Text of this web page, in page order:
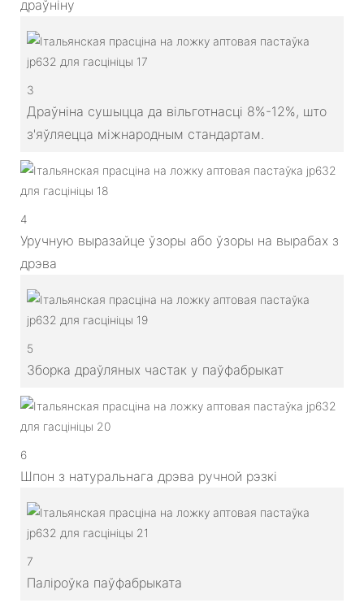
драўніну
3
Драўніна сушыцца да вільготнасці 8%-12%, што
з'яўляецца міжнародным стандартам.
4
Уручную выразайце ўзоры або ўзоры на вырабах з
дрэва
5
Зборка драўляных частак у паўфабрыкат
6
Шпон з натуральнага дрэва ручной рэзкі
7
Паліроўка паўфабрыката